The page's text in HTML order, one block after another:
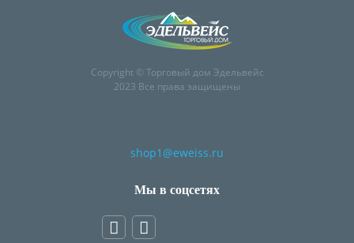
Copyright © Торговый дом Эдельвейс
2023 Все права защищены
shop1@eweiss.ru
Мы в соцсетях